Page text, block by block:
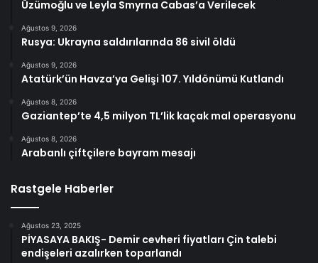
Üzümoğlu ve Leyla Smyrna Cabas’a Verilecek
Ağustos 9, 2026
Rusya: Ukrayna saldırılarında 86 sivil öldü
Ağustos 9, 2026
Atatürk’ün Havza’ya Gelişi 107. Yıldönümü Kutlandı
Ağustos 8, 2026
Gaziantep’te 4,5 milyon TL’lik kaçak mal operasyonu
Ağustos 8, 2026
Arabanlı çiftçilere bayram mesajı
Rastgele Haberler
Ağustos 23, 2025
PİYASAYA BAKIŞ- Demir cevheri fiyatları Çin talebi
endişeleri azalırken toparlandı